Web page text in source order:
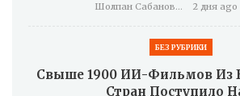
Шолпан Сабанова 2 дня ago
БЕЗ РУБРИКИ
Свыше 1900 ИИ-Фильмов Из
Стран Поступило